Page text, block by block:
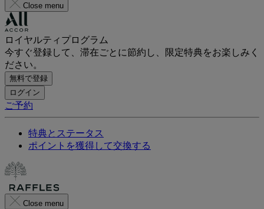
Close menu
ロイヤルティプログラム
今すぐ登録して、滞在ごとに節約し、限定特典をお楽しみく
ださい。
無料で登録
ログイン
ご予約
特典とステータス
ポイントを獲得して交換する
Close menu